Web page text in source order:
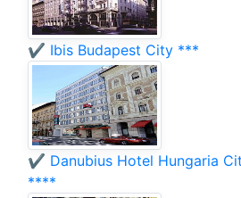
✔️ Ibis Budapest City ***
✔️ Danubius Hotel Hungaria
****